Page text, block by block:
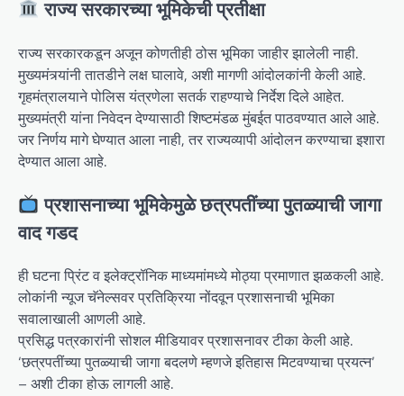
राज्य सरकारच्या भूमिकेची प्रतीक्षा
राज्य सरकारकडून अजून कोणतीही ठोस भूमिका जाहीर झालेली नाही.
मुख्यमंत्र्यांनी तातडीने लक्ष घालावे, अशी मागणी आंदोलकांनी केली आहे.
गृहमंत्रालयाने पोलिस यंत्रणेला सतर्क राहण्याचे निर्देश दिले आहेत.
मुख्यमंत्री यांना निवेदन देण्यासाठी शिष्टमंडळ मुंबईत पाठवण्यात आले आहे.
जर निर्णय मागे घेण्यात आला नाही, तर राज्यव्यापी आंदोलन करण्याचा इशारा
देण्यात आला आहे.
प्रशासनाच्या भूमिकेमुळे छत्रपतींच्या पुतळ्याची जागा
वाद गडद
ही घटना प्रिंट व इलेक्ट्रॉनिक माध्यमांमध्ये मोठ्या प्रमाणात झळकली आहे.
लोकांनी न्यूज चॅनेल्सवर प्रतिक्रिया नोंदवून प्रशासनाची भूमिका
सवालाखाली आणली आहे.
प्रसिद्ध पत्रकारांनी सोशल मीडियावर प्रशासनावर टीका केली आहे.
‘छत्रपतींच्या पुतळ्याची जागा बदलणे म्हणजे इतिहास मिटवण्याचा प्रयत्न’
– अशी टीका होऊ लागली आहे.